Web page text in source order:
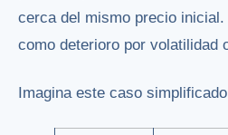
cerca del mismo precio
como deterioro por volatilidad
Imagina este caso